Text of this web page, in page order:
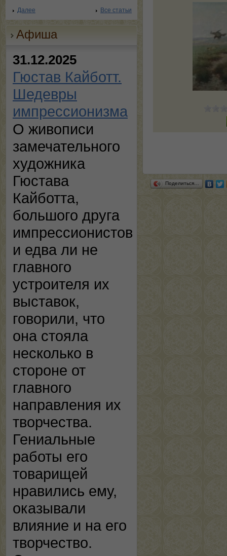
Далее Все статьи
Афиша
31.12.2025
Гюстав Кайботт.
Шедевры
импрессионизма
О живописи
замечательного
художника
Гюстава
Кайботта,
большого друга
импрессионистов
и едва ли не
главного
устроителя их
выставок,
говорили, что
она стояла
несколько в
стороне от
главного
направления их
творчества.
Гениальные
работы его
товарищей
нравились ему,
оказывали
влияние и на его
творчество.
Поделиться…